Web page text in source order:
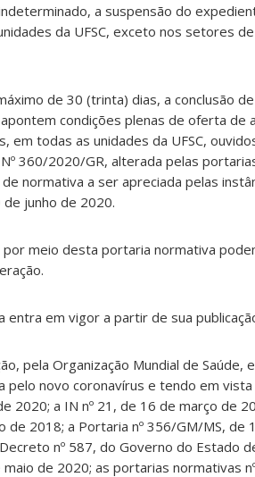
a suspensão do
da UFSC, exceto nos setores
de 30 (trinta) dias, a conclusão
condições plenas de oferta de
em todas as unidades da UFSC,
360/2020/GR, alterada pelas
normativa a ser apreciada pelas
junho de 2020.
por meio desta portaria normativa
em vigor a partir de sua
pela Organização Mundial de
pelo novo coronavírus e tendo em
2020; a IN nº 21, de 16 de março de
2018; a Portaria nº 356/GM/MS, de
nº 587, do Governo do Estado
maio de 2020; as portarias normativas